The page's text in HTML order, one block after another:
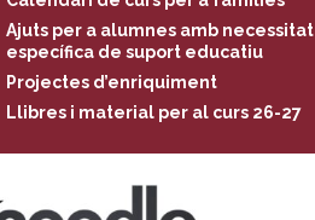
Ajuts per a alumnes amb necessitat
específica de suport educatiu
Projectes d’enriquiment
Llibres i material per al curs 26-27